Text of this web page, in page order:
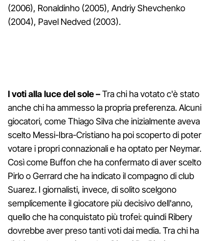
(2006), Ronaldinho (2005), Andriy Shevchenko
(2004), Pavel Nedved (2003).
I voti alla luce del sole –Tra chi ha votato c'è stato
anche chi ha ammesso la propria preferenza. Alcuni
giocatori, come Thiago Silva che inizialmente aveva
scelto Messi-Ibra-Cristiano ha poi scoperto di poter
votare i propri connazionali e ha optato per Neymar.
Così come Buffon che ha confermato di aver scelto
Pirlo o Gerrard che ha indicato il compagno di club
Suarez. I giornalisti, invece, di solito scelgono
semplicemente il giocatore più decisivo dell'anno,
quello che ha conquistato più trofei: quindi Ribery
dovrebbe aver preso tanti voti dai media. Tra chi ha